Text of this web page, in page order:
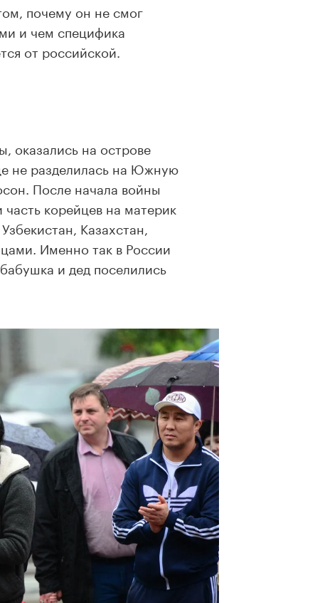
почему он не смог
и чем специфика
от российской.
оказались на острове
не разделилась на Южную
После начала войны
корейцев на материк
Казахстан,
Именно так в России
и дед поселились